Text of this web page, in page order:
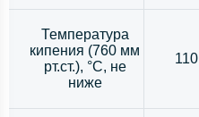
Температура
кипения (760 мм
рт.ст.), °С, не
ниже
110